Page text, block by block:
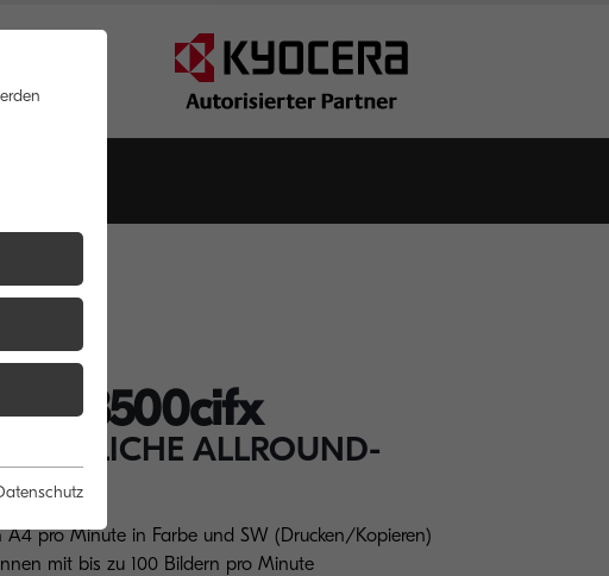
MA3500cifx
ALLROUND-
A4 pro Minute in Farbe und SW (Drucken/Kopieren)
mit bis zu 100 Bildern pro Minute